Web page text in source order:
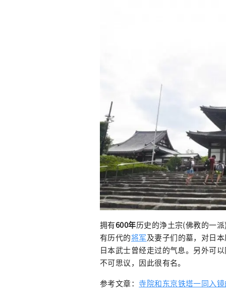
拥有600年历史的浄土宗(佛教的一
有历代的将军及妻子们的墓，对日
日本武士曾经走过的气息。另外可
不可思议，因此很有名。
参考文章：寺院和东京铁塔一同入